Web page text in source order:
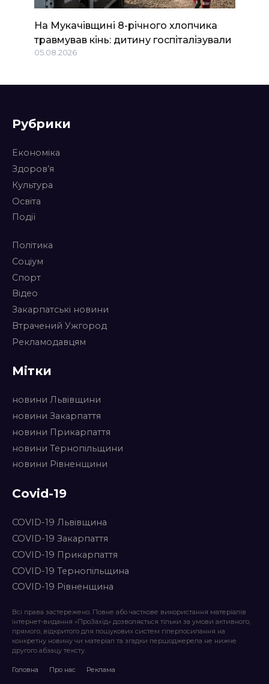
На Мукачівщині 8-річного хлопчика
травмував кінь: дитину госпіталізували
05.08.2026
Рубрики
Економіка
Здоров’я
Культура
Освіта
Події
Політика
Соціум
Спорт
Відео
Закарпатські новини
Втрачений Ужгород
Рекламодавцям
Мітки
новини Львівщини
новини Закарпаття
новини Прикарпаття
новини Тернопільщини
новини Рівненщини
Covid-19
COVID-19 Львівщина
COVID-19 Закарпаття
COVID-19 Прикарпаття
COVID-19 Тернопільщина
COVID-19 Рівненщина
Всі права застережено. Повне або часткове використання матеріалів
інтернет-видання «ПроЗахід» дозволяється тільки за умови активного,
прямого, відкритого для пошукових систем гіперпосилання на
конкретну новину чи матеріал та згадки першоджерела не нижче
другого абзацу тексту.
Головна Про нас Реклама